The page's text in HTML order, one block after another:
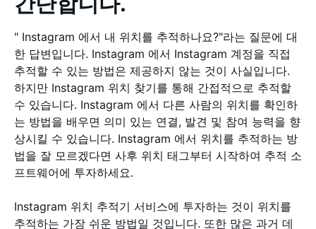
" Instagram 에서 내 위치를 추적하나요?"라는 질문에 대
한 답변입니다. Instagram 에서 Instagram 계정을 직접
추적할 수 있는 방법은 제공하지 않는 것이 사실입니다.
하지만 Instagram 위치 찾기를 통해 간접적으로 추적할
수 있습니다. Instagram 에서 다른 사람의 위치를 확인하
는 방법을 배우면 의미 있는 연결, 발견 및 참여 능력을 향
상시킬 수 있습니다. Instagram 에서 위치를 추적하는 방
법을 잘 모르겠다면 사후 위치 태그부터 시작하여 추적 소
프트웨어에 투자하세요.
Instagram 위치 추적기 서비스에 투자하는 것이 위치를
추적하는 가장 쉬운 방법일 것입니다. 또한 많은 과거 데